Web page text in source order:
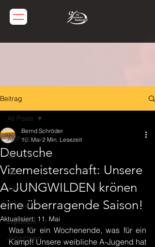
Beitrag
All Posts
Spielbericht
JBLH
wJA
3. Liga
Ligateam
Juniorteam
All Posts
Deutsche
Vizemeisterschaft: Unsere
A-JUNGWILDEN krönen
eine überragende Saison!
Bernd Schröder
10. Mai 2 Min. Lesezeit
Aktualisiert: 11. Mai
Was für ein Wochenende, was für ein
Kampf! Unsere weibliche A-Jugend hat